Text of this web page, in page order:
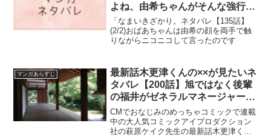
よね、由希ちゃんがそんな強行突
破するとか
「なまいきざかり。ネタバレ【135話】
(2/2)おばあちゃんは由希の顔を両手で触
りながらニコニコして言ったのです
マンガあらすじ
最新話木更津くんの××が見たいネ
タバレ【200話】旭ではなく後輩
の福井がゼネラルマネージャーに
昇進！？
CMでおなじみのめっちゃコミックで連載
中の大人気コミックアイプロダクション
社の萩原ケイク先生の最新話木更津くん